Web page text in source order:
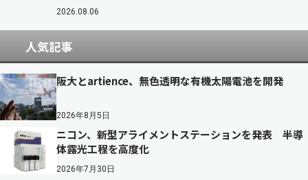
2026.08.06
人気記事
阪大とartience、無色透明な有機太陽電池を開発
2026年8月5日
ニコン、新型アライメントステーションを発表 半導
体露光工程を高度化
2026年7月30日